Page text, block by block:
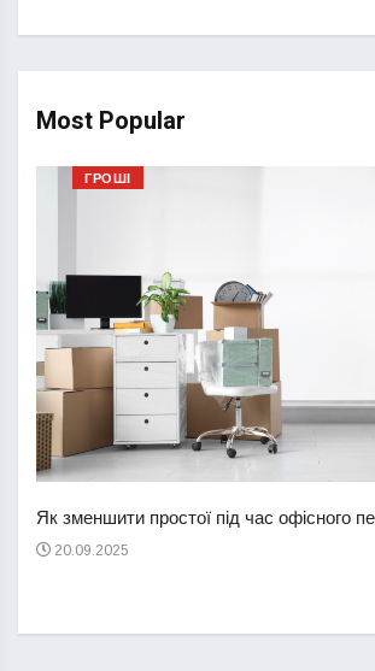
Most Popular
ГРОШІ
Як зменшити простої під час офісного
20.09.2025